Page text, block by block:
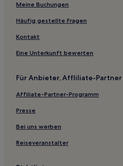
Hotels nahe Kirche St. Gertrud
Meine Buchungen
Häufig gestellte Fragen
Kontakt
Eine Unterkunft bewerten
Für Anbieter, Affliliate-
Affiliate-Partner-Programm
Presse
Bei uns werben
Reiseveranstalter